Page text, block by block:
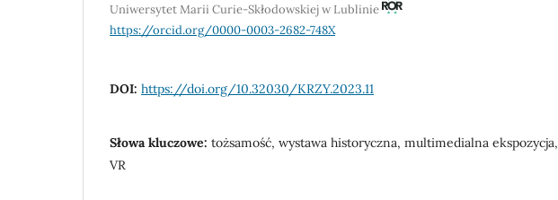
Uniwersytet Marii Curie-Skłodowskiej w Lublinie
https://orcid.org/0000-0003-2682-748X
DOI: https://doi.org/10.32030/KRZY.2023.11
Słowa kluczowe: tożsamość, wystawa historyczna, multimedialna ekspozycja,
VR